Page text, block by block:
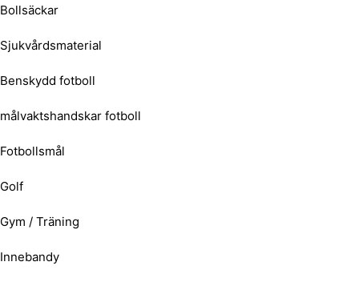
Bollsäckar
Sjukvårdsmaterial
Benskydd fotboll
målvaktshandskar fotboll
Fotbollsmål
Golf
Gym / Träning
Innebandy